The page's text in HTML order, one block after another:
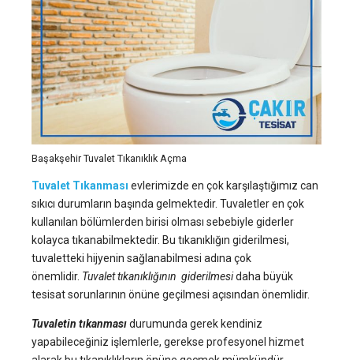
Başakşehir Tuvalet Tıkanıklık Açma
Tuvalet Tıkanması evlerimizde en çok karşılaştığımız can
sıkıcı durumların başında gelmektedir. Tuvaletler en çok
kullanılan bölümlerden birisi olması sebebiyle giderler
kolayca tıkanabilmektedir. Bu tıkanıklığın giderilmesi,
tuvaletteki hijyenin sağlanabilmesi adına çok
önemlidir. Tuvalet tıkanıklığının giderilmesidaha büyük
tesisat sorunlarının önüne geçilmesi açısından önemlidir.
Tuvaletin tıkanmasıdurumunda gerek kendiniz
yapabileceğiniz işlemlerle, gerekse profesyonel hizmet